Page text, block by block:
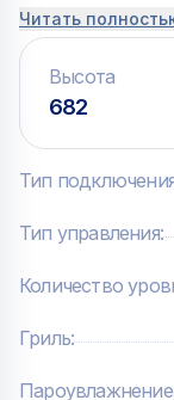
реверсом —
камеры LED-
Модуль — USB-
Панель
памяти для сохранения
приготовления,
+30…+260 С
Читать
Высота
682
Тип
Тип управления:
Количество
Гриль:
Пароувлажнение